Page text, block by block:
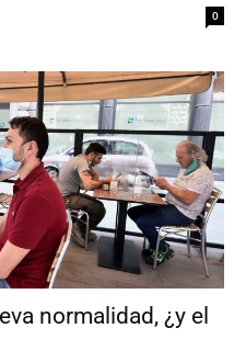
0
normalidad, ¿y el